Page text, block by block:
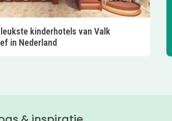
kinderhotels van Valk
in Nederland